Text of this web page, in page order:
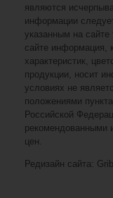
являются
информации
указанным на
сайте информация,
характеристик,
продукции, носит
условиях не
положениями
Российской
рекомендованными
цен.
Редизайн сайта: